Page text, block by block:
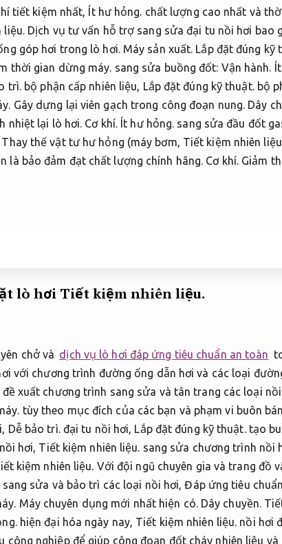
tiết kiệm nhất, Ít hư hỏng. chất lượng cao nhất và
liệu.Dịch vụ tư vấn hỗ trợ sang sửa đại tu nồi hơi bao
góp hơi trong lò hơi. Máy sản xuất. Lắp đặt đúng kỹ
thời gian dừng máy. sang sửa buồng đốt: Vận hành.
trì. bộ phận cấp nhiên liệu, Lắp đặt đúng kỹ thuật.bộ
Gây dựng lại viên gạch trong công đoạn nung. Dây
nhiệt lại lò hơi. Cơ khí. Ít hư hỏng. sang sửa đầu đốt
thế vật tư hư hỏng (máy bơm, Tiết kiệm nhiên
bảo đảm đạt chất lượng chính hãng. Cơ khí. Giảm
lò hơi Tiết kiệm nhiên liệu.
chở và dịch vụ lò hơi đáp ứng tiêu chuẩn an toàn
với chương trình đường ống dẫn hơi và các loại
đề xuất chương trình sang sửa và tân trang các loại
tùy theo mục đích của các bạn và phạm vi buôn
Dễ bảo trì.đại tu nồi hơi, Lắp đặt đúng kỹ thuật.tạo
hơi, Tiết kiệm nhiên liệu. sang sửa chương trình nồi
kiệm nhiên liệu. Với đội ngũ chuyên gia và trang đồ
sang sửa và bảo trì các loại nồi hơi,Đáp ứng tiêu
Máy chuyên dụng mới nhất hiện có. Dây chuyền.
hiện đại hóa ngày nay, Tiết kiệm nhiên liệu. nồi hơi
công nghiệp để giúp công đoạn đốt cháy nhiên liệu